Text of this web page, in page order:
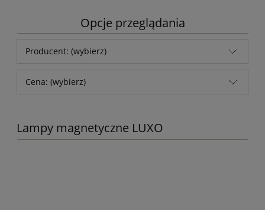
Opcje przeglądania
Producent: (wybierz)
Cena: (wybierz)
Lampy magnetyczne LUXO